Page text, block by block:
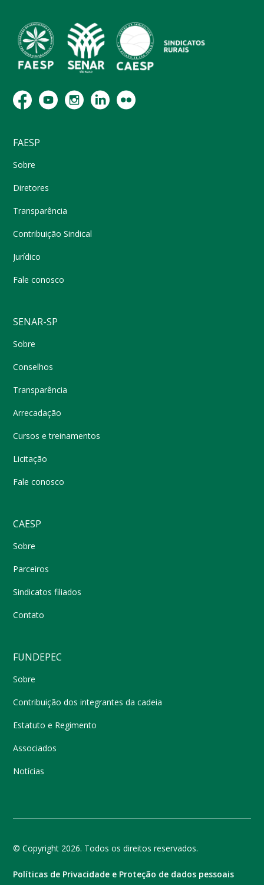
FAESP
Sobre
Diretores
Transparência
Contribuição Sindical
Jurídico
Fale conosco
SENAR-SP
Sobre
Conselhos
Transparência
Arrecadação
Cursos e treinamentos
Licitação
Fale conosco
CAESP
Sobre
Parceiros
Sindicatos filiados
Contato
FUNDEPEC
Sobre
Contribuição dos integrantes da cadeia
Estatuto e Regimento
Associados
Notícias
© Copyright 2026. Todos os direitos reservados.
Políticas de Privacidade e Proteção de dados pessoais